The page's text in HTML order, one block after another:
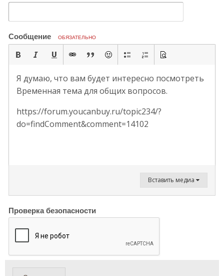
Сообщение ОБЯЗАТЕЛЬНО
Я думаю, что вам будет интересно посмотреть
Временная тема для общих вопросов.
https://forum.youcanbuy.ru/topic234/?
do=findComment&comment=14102
Вставить медиа
Проверка безопасности